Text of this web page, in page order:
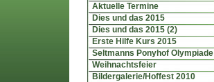
Aktuelle Termine
Dies und das 2015
Dies und das 2015 (2)
Erste Hilfe Kurs 2015
Seltmanns Ponyhof Olympiade
Weihnachtsfeier
Bildergalerie/Hoffest 2010